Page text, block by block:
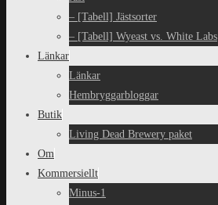
– [Tabell] Jästsorter
– [Tabell] Wyeast vs. White Labs
Länkar
Länkar
Hembryggarbloggar
Butik
Living Dead Brewery paket
Om
Kommersiellt
Minus-1